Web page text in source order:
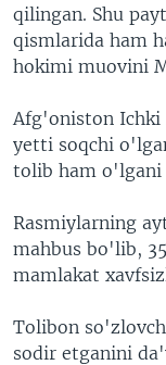
qilingan. Shu
qismlarida ham
hokimi muovini
Afg'oniston
yetti soqchi
tolib ham o'lgani
Rasmiylarning
mahbus bo'lib,
mamlakat
Tolibon
sodir etganini